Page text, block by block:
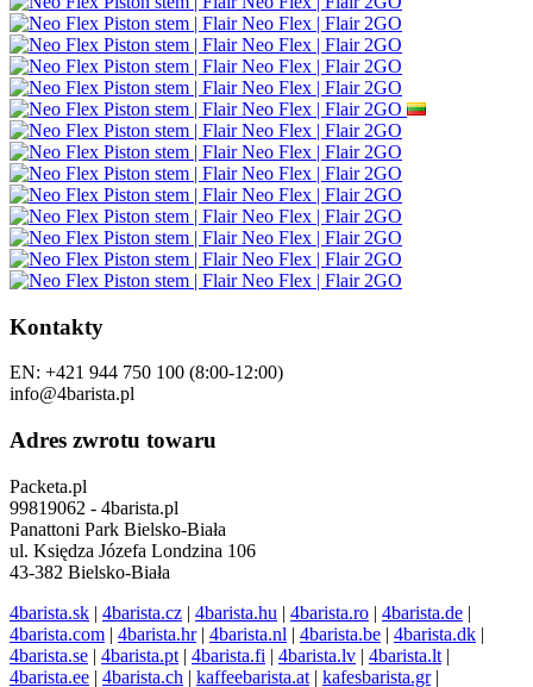
Kontakty
EN: +421 944 750 100 (8:00-12:00)
info@4barista.pl
Adres zwrotu towaru
Packeta.pl
99819062 - 4barista.pl
Panattoni Park Bielsko-Biała
ul. Księdza Józefa Londzina 106
43-382 Bielsko-Biała
4barista.sk | 4barista.cz | 4barista.hu | 4barista.ro | 4barista.de |
4barista.com | 4barista.hr| 4barista.nl | 4barista.be | 4barista.dk |
4barista.se | 4barista.pt | 4barista.fi | 4barista.lv | 4barista.lt |
4barista.ee | 4barista.ch | kaffeebarista.at | kafesbarista.gr|